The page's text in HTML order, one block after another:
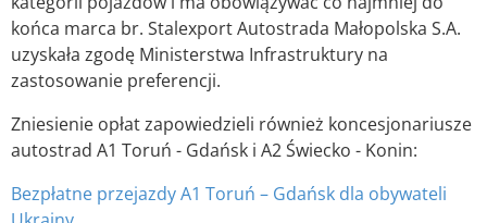
końca marca br. Stalexport Autostrada Małopolska S.A.
uzyskała zgodę Ministerstwa Infrastruktury na
zastosowanie preferencji.
Zniesienie opłat zapowiedzieli również koncesjonariusze
autostrad A1 Toruń - Gdańsk i A2 Świecko - Konin:
Bezpłatne przejazdy A1 Toruń – Gdańsk dla obywateli